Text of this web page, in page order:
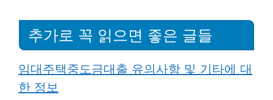
추가로 꼭 읽으면 좋은 글들
임대주택중도금대출 유의사항 및 기타에 대
한 정보